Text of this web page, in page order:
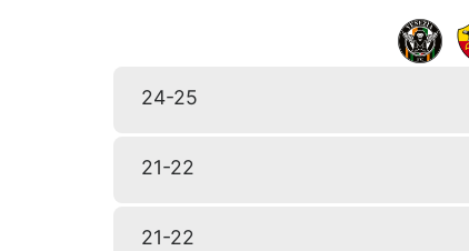
24-25
21-22
21-22